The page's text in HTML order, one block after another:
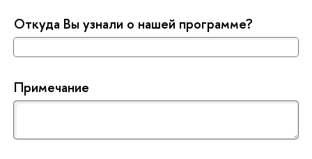
Откуда Вы узнали о нашей программе?
Примечание